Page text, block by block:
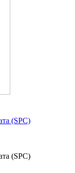
(SPC)
(SPC)